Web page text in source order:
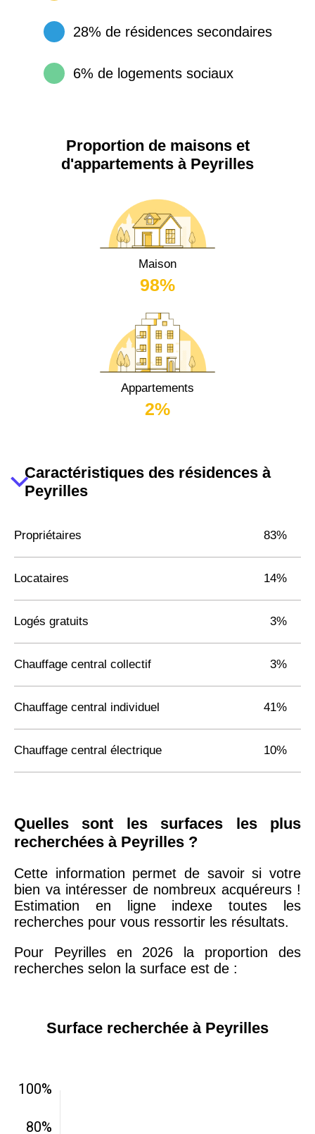
28% de résidences secondaires
6% de logements sociaux
Proportion de maisons et
d'appartements à Peyrilles
Maison
98%
Appartements
2%
Caractéristiques des résidences à
Peyrilles
Propriétaires 83%
Locataires 14%
Logés gratuits 3%
Chauffage central collectif 3%
Chauffage central individuel 41%
Chauffage central électrique 10%
Quelles sont les surfaces les plus
recherchées à Peyrilles ?
Cette information permet de savoir si votre
bien va intéresser de nombreux acquéreurs !
Estimation en ligne indexe toutes les
recherches pour vous ressortir les résultats.
Pour Peyrilles en 2026 la proportion des
recherches selon la surface est de :
Surface recherchée à Peyrilles